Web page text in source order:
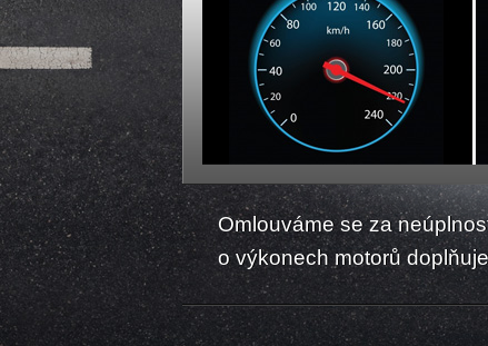
Omlouváme se za
o výkonech motorů